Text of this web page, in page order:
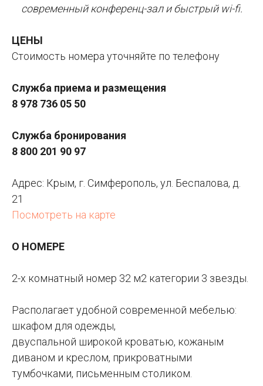
современный конференц-зал и быстрый wi-fi.
ЦЕНЫ
Стоимость номера уточняйте по телефону
Служба приема и размещения
8 978 736 05 50
Служба бронирования
8 800 201 90 97
Адрес: Крым, г. Симферополь, ул. Беспалова, д.
21
Посмотреть на карте
О НОМЕРЕ
2-х комнатный номер 32 м2 категории 3 звезды.
Располагает удобной современной мебелью:
шкафом для одежды,
двуспальной широкой кроватью, кожаным
диваном и креслом, прикроватными
тумбочками, письменным столиком.